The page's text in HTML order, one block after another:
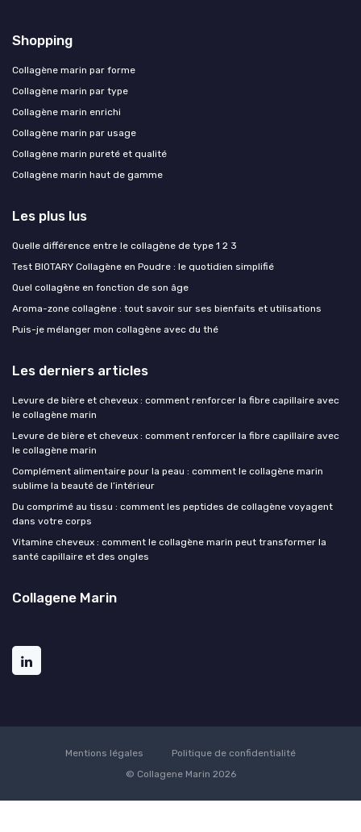
Shopping
Collagène marin par forme
Collagène marin par type
Collagène marin enrichi
Collagène marin par usage
Collagène marin pureté et qualité
Collagène marin haut de gamme
Les plus lus
Quelle différence entre le collagène de type 1 2 3
Test BIOTARY Collagène en Poudre : le quotidien simplifié
Quel collagène en fonction de son âge
Aroma-zone collagène : tout savoir sur ses bienfaits et utilisations
Puis-je mélanger mon collagène avec du thé
Les derniers articles
Levure de bière et cheveux : comment renforcer la fibre capillaire avec
le collagène marin
Levure de bière et cheveux : comment renforcer la fibre capillaire avec
le collagène marin
Complément alimentaire pour la peau : comment le collagène marin
sublime la beauté de l’intérieur
Du comprimé au tissu : comment les peptides de collagène voyagent
dans votre corps
Vitamine cheveux : comment le collagène marin peut transformer la
santé capillaire et des ongles
Collagene Marin
Mentions légales
Politique de confidentialité
© Collagene Marin 2026